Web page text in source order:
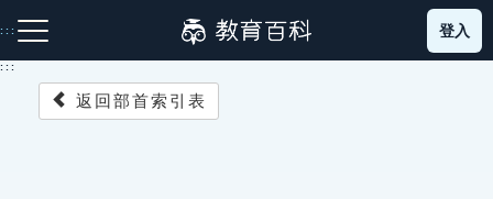
到
主
::: 登入
:::
返回部首索引表